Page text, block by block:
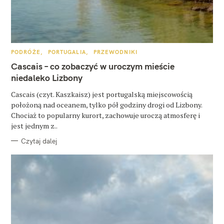
K
T
E
G
O
I
PODRÓŻE PORTUGALIA PRZEWODNIKI
Cascais – co zobaczyć w uroczym mieście
niedaleko Lizbony
Cascais (czyt. Kaszkaisz) jest portugalską miejscowością
położoną nad oceanem, tylko pół godziny drogi od Lizbony.
Chociaż to popularny kurort, zachowuje uroczą atmosferę i
jest jednym z..
Czytaj dalej
a
j
: